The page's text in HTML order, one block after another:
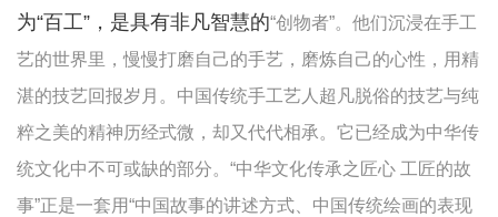
为“百工”，是具有非凡智慧的“创物者”。他们沉浸在手工
艺的世界里，慢慢打磨自己的手艺，磨炼自己的心性，用精
湛的技艺回报岁月。中国传统手工艺人超凡脱俗的技艺与纯
粹之美的精神历经式微，却又代代相承。它已经成为中华传
统文化中不可或缺的部分。“中华文化传承之匠心 工匠的故
事”正是一套用“中国故事的讲述方式、中国传统绘画的表现